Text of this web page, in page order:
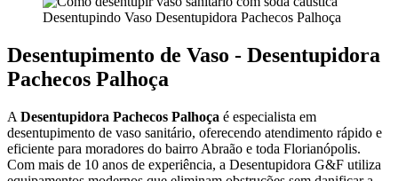
Desentupindo Vaso Desentupidora Pachecos Palhoça
Desentupimento de Vaso - Desentupidora
Pachecos Palhoça
A Desentupidora Pachecos Palhoça é especialista em
desentupimento de vaso sanitário, oferecendo atendimento rápido e
eficiente para moradores do bairro Abraão e toda Florianópolis.
Com mais de 10 anos de experiência, a Desentupidora G&F utiliza